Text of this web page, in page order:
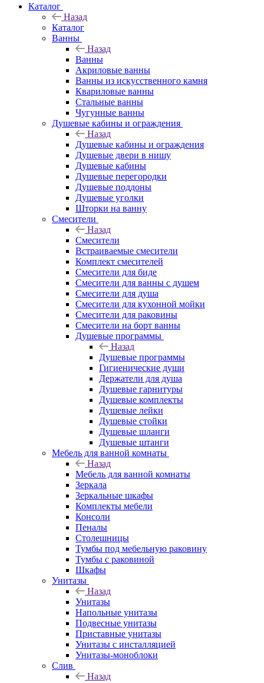
Каталог
Назад
Каталог
Ванны
Назад
Ванны
Акриловые ванны
Ванны из искусственного камня
Квариловые ванны
Стальные ванны
Чугунные ванны
Душевые кабины и ограждения
Назад
Душевые кабины и ограждения
Душевые двери в нишу
Душевые кабины
Душевые перегородки
Душевые поддоны
Душевые уголки
Шторки на ванну
Смесители
Назад
Смесители
Встраиваемые смесители
Комплект смесителей
Смесители для биде
Смесители для ванны с душем
Смесители для душа
Смесители для кухонной мойки
Смесители для раковины
Смесители на борт ванны
Душевые программы
Назад
Душевые программы
Гигиенические души
Держатели для душа
Душевые гарнитуры
Душевые комплекты
Душевые лейки
Душевые стойки
Душевые шланги
Душевые штанги
Мебель для ванной комнаты
Назад
Мебель для ванной комнаты
Зеркала
Зеркальные шкафы
Комплекты мебели
Консоли
Пеналы
Столешницы
Тумбы под мебельную раковину
Тумбы с раковиной
Шкафы
Унитазы
Назад
Унитазы
Напольные унитазы
Подвесные унитазы
Приставные унитазы
Унитазы с инсталляцией
Унитазы-моноблоки
Слив
Назад